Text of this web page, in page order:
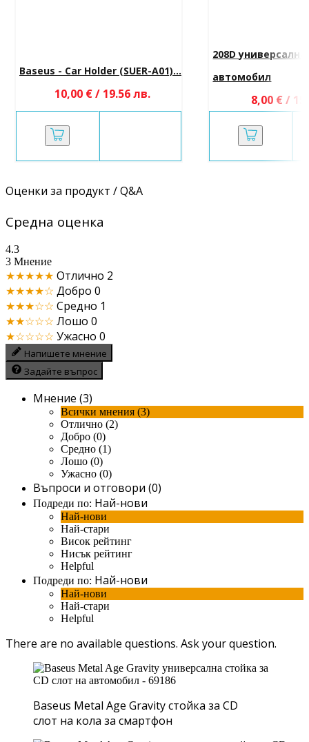
Baseus - Car Holder (SUER-A01)...
10,00 € / 19.56 лв.
208D
автомобил
8,00 € /
Оценки за продукт / Q&A
Средна оценка
4.3
3 Мнение
★★★★★ Отлично 2
★★★★☆ Добро 0
★★★☆☆ Средно 1
★★☆☆☆ Лошо 0
★☆☆☆☆ Ужасно 0
Напишете мнение
Задайте въпрос
Мнение (3)
Всички мнения (3)
Отлично (2)
Добро (0)
Средно (1)
Лошо (0)
Ужасно (0)
Въпроси и отговори (0)
Подреди по: Най-нови
Най-нови
Най-стари
Висок рейтинг
Нисък рейтинг
Helpful
Подреди по: Най-нови
Най-нови
Най-стари
Helpful
There are no available questions. Ask your question.
Baseus Metal Age Gravity стойка за CD
слот на кола за смартфон